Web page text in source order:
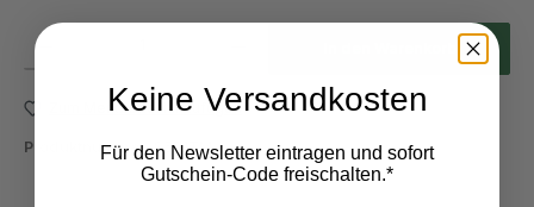
Produkt Anzahl: Gib den gewünschten Wert ein oder benutze die Schaltflächen um die
Zum Merkzettel hinzufügen
Produktnummer:S591TM
Keine Versandkosten
Für den Newsletter eintragen und sofort
Gutschein-Code freischalten.*